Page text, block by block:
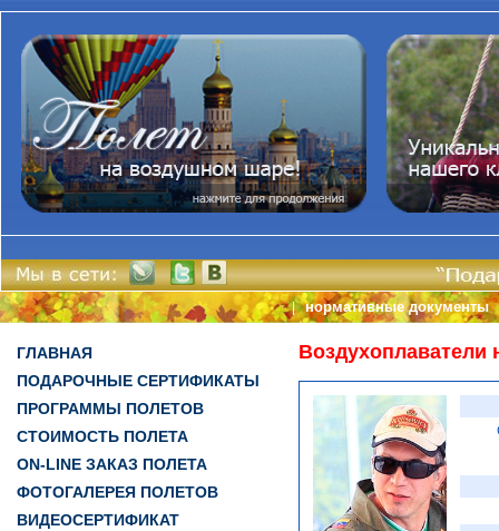
|нормативные документы
ГЛАВНАЯ
ПОДАРОЧНЫЕ СЕРТИФИКАТЫ
ПРОГРАММЫ ПОЛЕТОВ
СТОИМОСТЬ ПОЛЕТА
ON-LINE ЗАКАЗ ПОЛЕТА
ФОТОГАЛЕРЕЯ ПОЛЕТОВ
ВИДЕОСЕРТИФИКАТ
Воздухоплаватели